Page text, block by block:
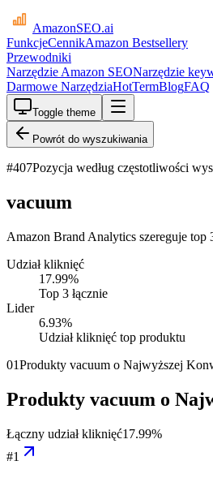
AmazonSEO.ai
FunkcjeCennikAmazon Bestsellery
Przewodniki
Narzędzie Amazon SEONarzędzie
Darmowe NarzędziaHotTermBlogFAQ
Toggle theme
Powrót do wyszukiwania
#407Pozycja według częstotliwości
vacuum
Amazon Brand Analytics szereguje
Udział kliknięć
17.99%
Top 3 łącznie
Lider
6.93%
Udział kliknięć top produktu
01Produkty vacuum o Najwyższej
Produkty vacuum o
Łączny udział kliknięć17.99%
#1